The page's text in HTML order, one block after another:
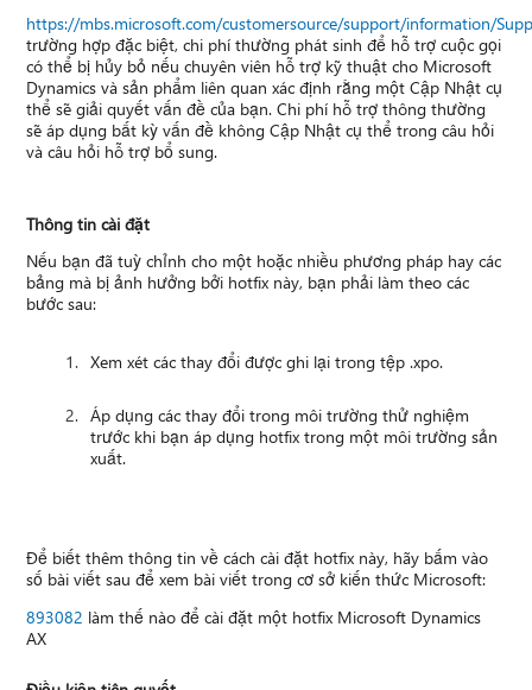
https://mbs.microsoft.com/customersource/support/information/
trường hợp đặc biệt, chi phí thường phát sinh để hỗ trợ cuộc gọi
có thể bị hủy bỏ nếu chuyên viên hỗ trợ kỹ thuật cho Microsoft
Dynamics và sản phẩm liên quan xác định rằng một Cập Nhật cụ
thể sẽ giải quyết vấn đề của bạn. Chi phí hỗ trợ thông thường
sẽ áp dụng bất kỳ vấn đề không Cập Nhật cụ thể trong câu hỏi
và câu hỏi hỗ trợ bổ sung.
Thông tin cài đặt
Nếu bạn đã tuỳ chỉnh cho một hoặc nhiều phương pháp hay các
bảng mà bị ảnh hưởng bởi hotfix này, bạn phải làm theo các
bước sau:
Xem xét các thay đổi được ghi lại trong tệp .xpo.
Áp dụng các thay đổi trong môi trường thử nghiệm
trước khi bạn áp dụng hotfix trong một môi trường sản
xuất.
Để biết thêm thông tin về cách cài đặt hotfix này, hãy bấm vào
số bài viết sau để xem bài viết trong cơ sở kiến thức Microsoft:
893082 làm thế nào để cài đặt một hotfix Microsoft Dynamics
AX